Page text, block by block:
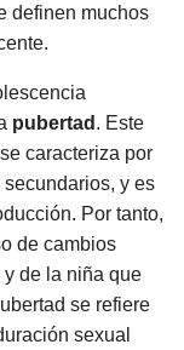
definen muchos
pubertad . Este
caracteriza por
y es
Por tanto,
de cambios
de la niña que
se refiere
sexual